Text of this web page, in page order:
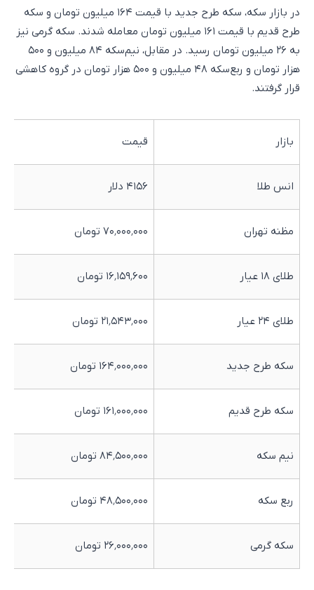
در بازار سکه، سکه طرح جدید با قیمت ۱۶۴ میلیون تومان و سکه
طرح قدیم با قیمت ۱۶۱ میلیون تومان معامله شدند. سکه گرمی نیز
به ۲۶ میلیون تومان رسید. در مقابل، نیم‌سکه ۸۴ میلیون و ۵۰۰
هزار تومان و ربع‌سکه ۴۸ میلیون و ۵۰۰ هزار تومان در گروه کاهشی
قرار گرفتند.
بازار قیمت
انس طلا ۴۱۵۶ دلار
مظنه تهران ۷۰٬۰۰۰٬۰۰۰ تومان
طلای ۱۸ عیار ۱۶٬۱۵۹٬۶۰۰ تومان
طلای ۲۴ عیار ۲۱٬۵۴۳٬۰۰۰ تومان
سکه طرح جدید ۱۶۴٬۰۰۰٬۰۰۰ تومان
سکه طرح قدیم ۱۶۱٬۰۰۰٬۰۰۰ تومان
نیم سکه ۸۴٬۵۰۰٬۰۰۰ تومان
ربع سکه ۴۸٬۵۰۰٬۰۰۰ تومان
سکه گرمی ۲۶٬۰۰۰٬۰۰۰ تومان